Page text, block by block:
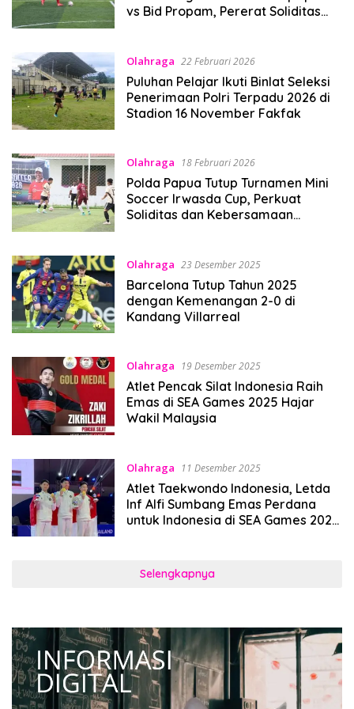
vs Bid Propam, Pererat Soliditas
Olahraga 22 Februari 2026
Puluhan Pelajar Ikuti Binlat Seleksi
Penerimaan Polri Terpadu 2026 di
Stadion 16 November Fakfak
Olahraga 18 Februari 2026
Polda Papua Tutup Turnamen Mini
Soccer Irwasda Cup, Perkuat
Soliditas dan Kebersamaan
Olahraga 23 Desember 2025
Barcelona Tutup Tahun 2025
dengan Kemenangan 2-0 di
Kandang Villarreal
Olahraga 19 Desember 2025
Atlet Pencak Silat Indonesia Raih
Emas di SEA Games 2025 Hajar
Wakil Malaysia
Olahraga 11 Desember 2025
Atlet Taekwondo Indonesia, Letda
Inf Alfi Sumbang Emas Perdana
untuk Indonesia di SEA Games 2025
Selengkapnya